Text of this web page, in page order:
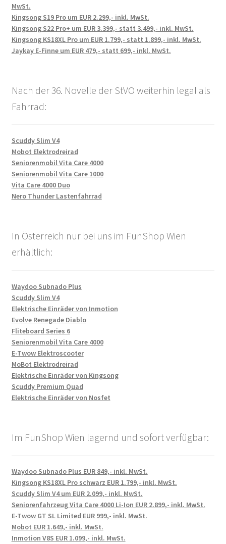
MwSt.
Kingsong S19 Pro um EUR 2.299,- inkl. MwSt.
Kingsong S22 Pro+ um EUR 3.399,- statt 3.499,- inkl. MwSt.
Kingsong KS18XL Pro um EUR 1.799,- statt 1.899,- inkl. MwSt.
Jaykay E-Finne um EUR 479,- statt 699,- inkl. MwSt.
Nach der 36. Novelle der StVO weiterhin legal als
Fahrrad:
Scuddy Slim V4
Mobot Elektrodreirad
Seniorenmobil Vita Care 4000
Seniorenmobil Vita Care 1000
Vita Care 4000 Duo
Nero Thunder Lastenfahrrad
In Österreich nur bei uns im FunShop Wien
erhältlich:
Waydoo Subnado Plus
Scuddy Slim V4
Elektrische Einräder von Inmotion
Evolve Renegade Diablo
Fliteboard Series 6
Seniorenmobil Vita Care 4000
E-Twow Elektroscooter
MoBot Elektrodreirad
Elektrische Einräder von Kingsong
Scuddy Premium Quad
Elektrische Einräder von Nosfet
Im FunShop Wien lagernd und sofort verfügbar:
Waydoo Subnado Plus EUR 849,- inkl. MwSt.
Kingsong KS18XL Pro schwarz EUR 1.799,- inkl. MwSt.
Scuddy Slim V4 um EUR 2.099,- inkl. MwSt.
Seniorenfahrzeug Vita Care 4000 Li-Ion EUR 2.899,- inkl. MwSt.
E-Twow GT SL Limited EUR 999,- inkl. MwSt.
Mobot EUR 1.649,- inkl. MwSt.
Inmotion V8S EUR 1.099,- inkl. MwSt.